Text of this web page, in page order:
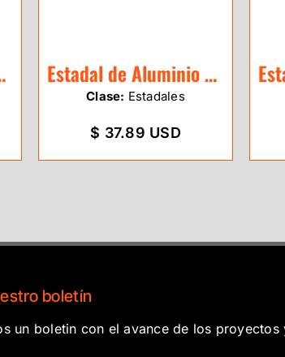
de 5m Estadal de Aluminio SitePro de 4m
Clase: Estadales
$ 37.89 USD
boletín
un boletin con el avance de los proyectos